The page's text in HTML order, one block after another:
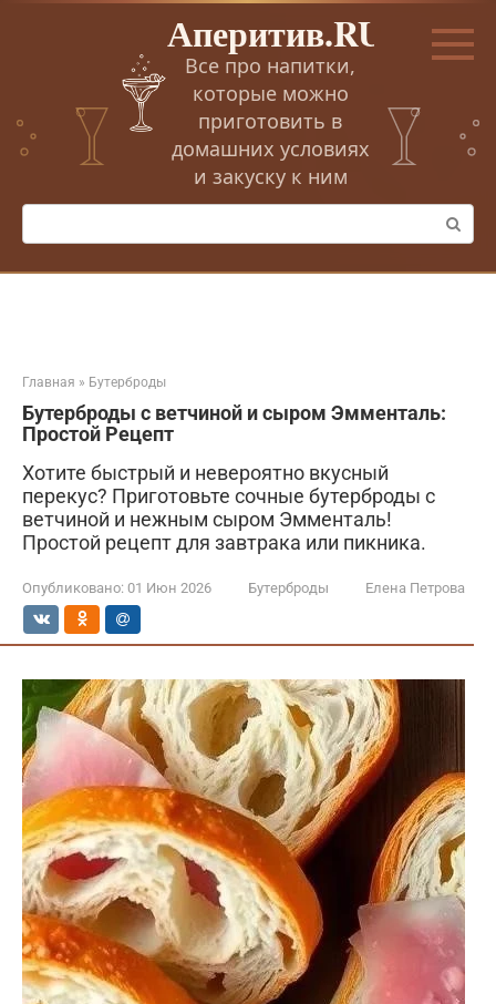
Перейти
Аперитив.RU
Все про напитки,
которые можно
приготовить в
домашних условиях
и закуску к ним
Поиск:
Главная » Бутерброды
Бутерброды с ветчиной и сыром Эмменталь:
Простой Рецепт
Хотите быстрый и невероятно вкусный
перекус? Приготовьте сочные бутерброды с
ветчиной и нежным сыром Эмменталь!
Простой рецепт для завтрака или пикника.
Опубликовано: 01 Июн 2026 Бутерброды Елена Петрова